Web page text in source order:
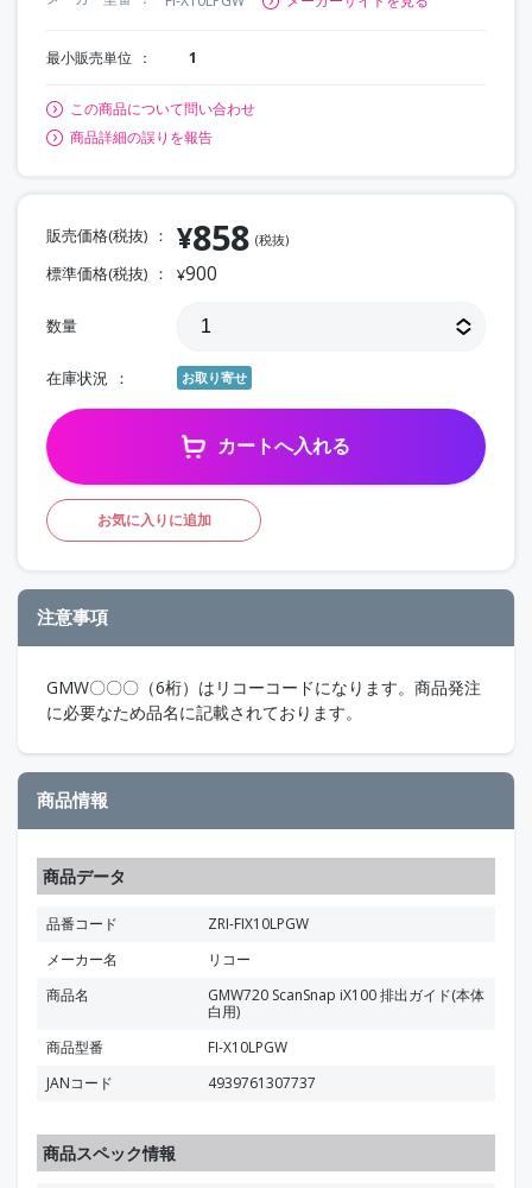
最小販売単位 1
この商品について問い合わせ
商品詳細の誤りを報告
販売価格(税抜) ¥858 (税抜)
標準価格(税抜) ¥900
数量
在庫状況 お取り寄せ
カートへ入れる
お気に入りに追加
注意事項
GMW〇〇〇（6桁）はリコーコードになります。商品発注
に必要なため品名に記載されております。
商品情報
商品データ
品番コード
ZRI-FIX10LPGW
メーカー名
リコー
商品名
GMW720 ScanSnap iX100 排出ガイド(本体
白用)
商品型番
FI-X10LPGW
JANコード
4939761307737
商品スペック情報